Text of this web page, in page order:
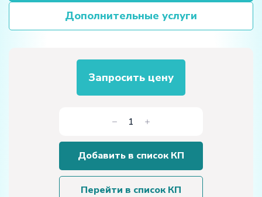
Дополнительные услуги
Запросить цену
Количество
товара
Стенд-
планшет
«Рулевое
управление
Добавить в список КП
Перейти в список КП